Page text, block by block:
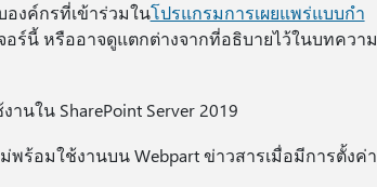
งค์กรที่เข้าร่วมในโปรแกรมการเผยแพร่แบบกํา
ร์นี้ หรืออาจดูแตกต่างจากที่อธิบายไว้ในบทความ
นใน SharePoint Server 2019
พร้อมใช้งานบน Webpart ข่าวสารเมื่อมีการตั้งค่า